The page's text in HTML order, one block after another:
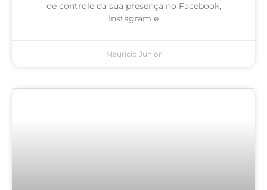
de controle da sua presença no Facebook,
Instagram e
Mauricio Junior